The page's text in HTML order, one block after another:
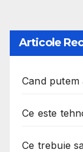
Articole
Cand
Ce este
Ce trebuie